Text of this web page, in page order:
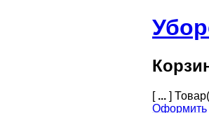
[ ... ]
Оформить